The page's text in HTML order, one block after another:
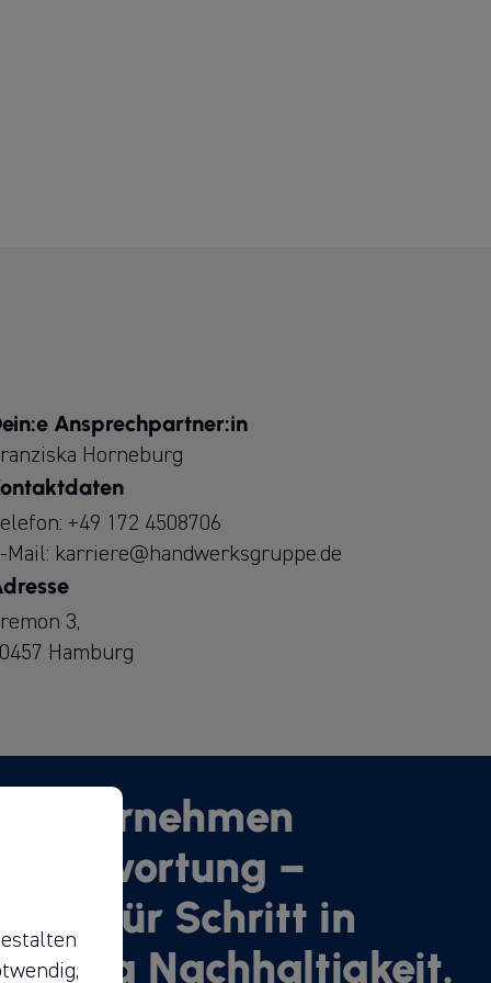
Ansprechpartner:in
Horneburg
+49 172 4508706
Mail: karriere@handwerksgruppe.de
3,
Hamburg
übernehmen
–
für Schritt in
Nachhaltigkeit.